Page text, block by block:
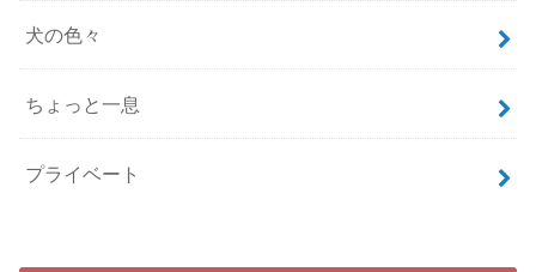
犬の色々
ちょっと一息
プライベート